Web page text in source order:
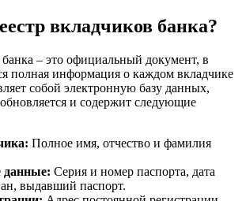
вкладчиков банка?
банка – это официальный документ, в
полная информация о каждом вкладчике
собой электронную базу данных,
обновляется и содержит следующие
Полное имя, отчество и фамилия
данные: Серия и номер паспорта, дата
выдавший паспорт.